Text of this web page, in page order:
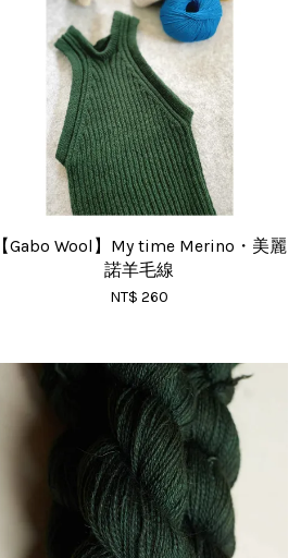
【Gabo Wool】My time Merino・美麗
諾羊毛線
NT$ 260